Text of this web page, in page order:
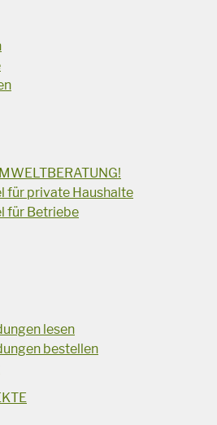
für private Haushalte
für Betriebe
lesen
bestellen